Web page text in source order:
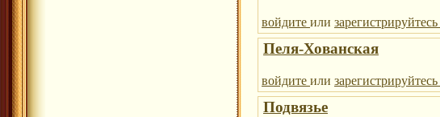
войдите или зарегистрируйтесь
Пеля-Хованская
войдите или зарегистрируйтесь
Подвязье